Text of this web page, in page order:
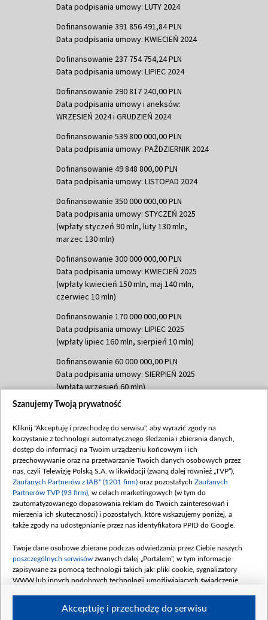
Data podpisania umowy: LUTY 2024
Dofinansowanie 391 856 491,84 PLN
Data podpisania umowy: KWIECIEŃ 2024
Dofinansowanie 237 754 754,24 PLN
Data podpisania umowy: LIPIEC 2024
Dofinansowanie 290 817 240,00 PLN
Data podpisania umowy i aneksów:
WRZESIEŃ 2024 i GRUDZIEŃ 2024
Dofinansowanie 539 800 000,00 PLN
Data podpisania umowy: PAŹDZIERNIK 2024
Dofinansowanie 49 848 800,00 PLN
Data podpisania umowy: LISTOPAD 2024
Dofinansowanie 350 000 000,00 PLN
Data podpisania umowy: STYCZEŃ 2025
(wpłaty styczeń 90 mln, luty 130 mln,
marzec 130 mln)
Dofinansowanie 300 000 000,00 PLN
Data podpisania umowy: KWIECIEŃ 2025
(wpłaty kwiecień 150 mln, maj 140 mln,
czerwiec 10 mln)
Dofinansowanie 170 000 000,00 PLN
Data podpisania umowy: LIPIEC 2025
(wpłaty lipiec 160 mln, sierpień 10 mln)
Dofinansowanie 60 000 000,00 PLN
Data podpisania umowy: SIERPIEŃ 2025
(wpłata wrzesień 60 mln)
Dofinansowanie 635 783 051,21 PLN
(wpłata wrzesień 100 mln, październik 350
mln, listopad 265 mln)
Dofinansowanie 48 862 000,00 PLN
Data podpisania umowy: GRUDZIEŃ 2025
(wpłata grudzień 60,548 mln)
Dofinansowanie 900 000 000,00 PLN
Data podpisania umowy: LUTY 2026 (wpłata
kwiecień 180 mln, 7 maja 180 mln, 8
czerwca 90 mln)
Dofinansowanie 250 000 000,00 PLN
4 sierpnia 250 mln
Szanujemy Twoją prywatność
Kliknij "Akceptuję i przechodzę do serwisu", aby wyrazić zgody na
korzystanie z technologii automatycznego śledzenia i zbierania danych,
dostęp do informacji na Twoim urządzeniu końcowym i ich
przechowywanie oraz na przetwarzanie Twoich danych osobowych przez
nas, czyli Telewizję Polską S.A. w likwidacji (zwaną dalej również „TVP”),
Zaufanych Partnerów z IAB* (1201 firm) oraz pozostałych Zaufanych
Partnerów TVP (93 firm) , w celach marketingowych (w tym do
zautomatyzowanego dopasowania reklam do Twoich zainteresowań i
mierzenia ich skuteczności) i pozostałych, które wskazujemy poniżej, a
także zgody na udostępnianie przez nas identyfikatora PPID do Google.
Twoje dane osobowe zbierane podczas odwiedzania przez Ciebie naszych
poszczególnych serwisów zwanych dalej „Portalem”, w tym informacje
zapisywane za pomocą technologii takich jak: pliki cookie, sygnalizatory
WWW lub innych podobnych technologii umożliwiających świadczenie
Akceptuję i przechodzę do serwisu